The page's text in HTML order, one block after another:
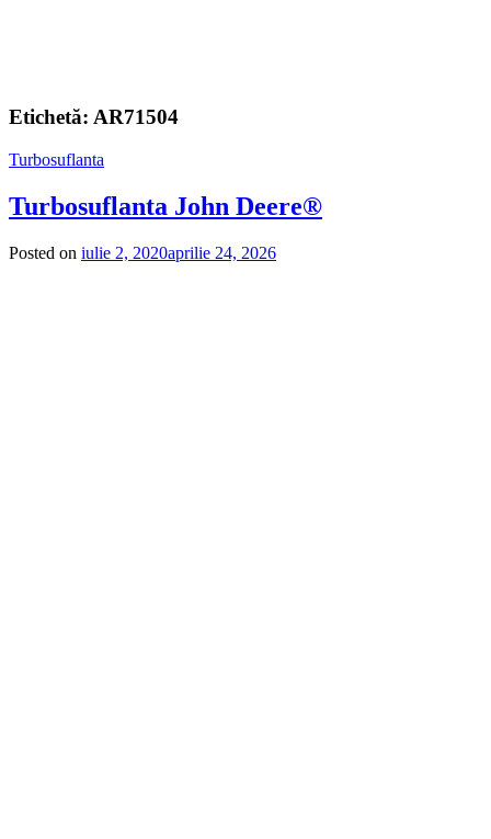
Etichetă: AR71504
Turbosuflanta
Turbosuflanta John Deere®
Posted on iulie 2, 2020aprilie 24, 2026